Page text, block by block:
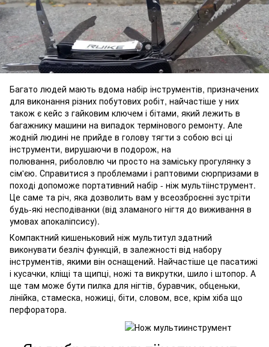
Багато людей мають вдома набір інструментів, призначених
для виконання різних побутових робіт, найчастіше у них
також є кейс з гайковим ключем і бітами, який лежить в
багажнику машини на випадок термінового ремонту. Але
жодній людині не прийде в голову тягти з собою всі ці
інструменти, вирушаючи в подорож, на
полювання, риболовлю чи просто на заміську прогулянку з
сім'єю. Справитися з проблемами і раптовими сюрпризами в
поході допоможе портативний набір - ніж мультіінструмент.
Це саме та річ, яка дозволить вам у всеозброєнні зустріти
будь-які несподіванки (від зламаного нігтя до виживання в
умовах апокаліпсису).
Компактний кишеньковий ніж мультитул здатний
виконувати безліч функцій, в залежності від набору
інструментів, якими він оснащений. Найчастіше це пасатижі
і кусачки, кліщі та щипці, ножі та викрутки, шило і штопор. А
ще там може бути пилка для нігтів, буравчик, обценьки,
лінійка, стамеска, ножиці, біти, словом, все, крім хіба що
перфоратора.